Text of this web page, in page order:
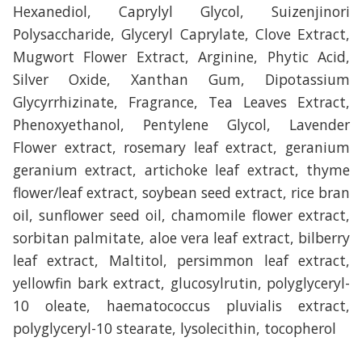
Hexanediol, Caprylyl Glycol, Suizenjinori
Polysaccharide, Glyceryl Caprylate, Clove Extract,
Mugwort Flower Extract, Arginine, Phytic Acid,
Silver Oxide, Xanthan Gum, Dipotassium
Glycyrrhizinate, Fragrance, Tea Leaves Extract,
Phenoxyethanol, Pentylene Glycol, Lavender
Flower extract, rosemary leaf extract, geranium
geranium extract, artichoke leaf extract, thyme
flower/leaf extract, soybean seed extract, rice bran
oil, sunflower seed oil, chamomile flower extract,
sorbitan palmitate, aloe vera leaf extract, bilberry
leaf extract, Maltitol, persimmon leaf extract,
yellowfin bark extract, glucosylrutin, polyglyceryl-
10 oleate, haematococcus pluvialis extract,
polyglyceryl-10 stearate, lysolecithin, tocopherol